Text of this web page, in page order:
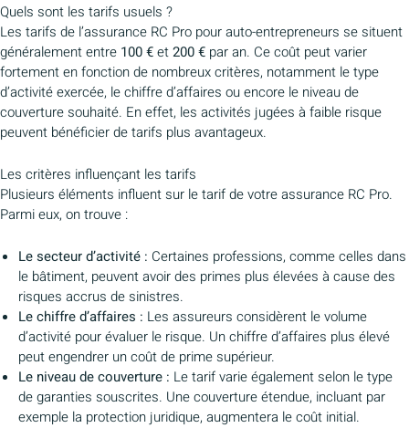
Quels sont les tarifs usuels ?
Les tarifs de l’assurance RC Pro pour auto-entrepreneurs se situent
généralement entre 100 €et200 € par an. Ce coût peut varier
fortement en fonction de nombreux critères, notamment le type
d’activité exercée, le chiffre d’affaires ou encore le niveau de
couverture souhaité. En effet, les activités jugées à faible risque
peuvent bénéficier de tarifs plus avantageux.
Les critères influençant les tarifs
Plusieurs éléments influent sur le tarif de votre assurance RC Pro.
Parmi eux, on trouve :
Le secteur d’activité : Certaines professions, comme celles dans
le bâtiment, peuvent avoir des primes plus élevées à cause des
risques accrus de sinistres.
Le chiffre d’affaires : Les assureurs considèrent le volume
d’activité pour évaluer le risque. Un chiffre d’affaires plus élevé
peut engendrer un coût de prime supérieur.
Le niveau de couverture : Le tarif varie également selon le type
de garanties souscrites. Une couverture étendue, incluant par
exemple la protection juridique, augmentera le coût initial.